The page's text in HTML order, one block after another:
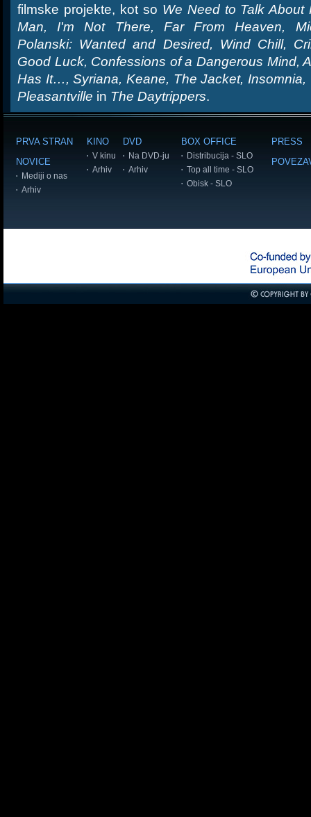
filmske projekte, kot so We Need to Talk About
Man, I'm Not There, Far From Heaven,
Polanski: Wanted and Desired, Wind Chill,
Good Luck, Confessions of a Dangerous Mind,
Has It…, Syriana, Keane, The Jacket, Insomnia,
Pleasantville in The Daytrippers.
PRVA STRAN
NOVICE
Mediji o nas
Arhiv
KINO
V kinu
Arhiv
DVD
Na DVD-ju
Arhiv
BOX OFFICE
Distribucija - SLO
Top all time - SLO
Obisk - SLO
PRESS